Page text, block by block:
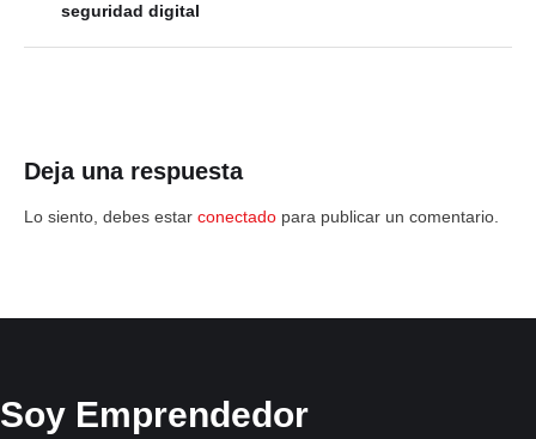
seguridad digital
Deja una respuesta
Lo siento, debes estar conectado para publicar un comentario.
Soy Emprendedor